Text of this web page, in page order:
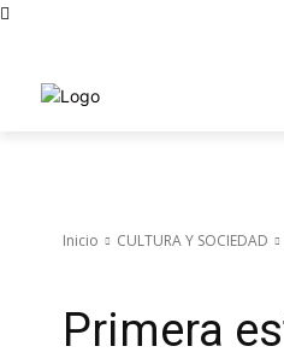
Inicio CULTURA Y SOCIEDAD
Primera